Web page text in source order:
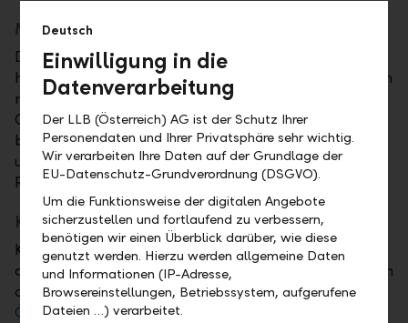
Meldekanäle
Die Liechtensteinische Landesbank (Österreich) AG
hat dazu verschiedene Meldekanäle eingerichtet, um
mutmassliches Fehlverhalten innerhalb ihrer
Organisation zu melden. Als Fehlverhalten gelten
beispielsweise Verstösse gegen das Straf-, Aufsichts-
und Verwaltungsrecht sowie andere gesetzliche
Regelungen und interne Vorgaben.
Kundenbeschwerden
Kundenbeschwerden können Sie bitte wie gewohnt
an unsere Kontaktstelleombudsstelle@llb.at
richten
oder unser KontaktformularOmbudsstelle | LLB
Österreichausfüllen.
Deutsch
Einwilligung in die
Datenverarbeitung
Der LLB (Österreich) AG ist der Schutz Ihrer
Personendaten und Ihrer Privatsphäre sehr wichtig.
Wir verarbeiten Ihre Daten auf der Grundlage der
EU-Datenschutz-Grundverordnung (DSGVO).
Um die Funktionsweise der digitalen Angebote
sicherzustellen und fortlaufend zu verbessern,
benötigen wir einen Überblick darüber, wie diese
genutzt werden. Hierzu werden allgemeine Daten
und Informationen (IP-Adresse,
Browsereinstellungen, Betriebssystem, aufgerufene
Dateien …) verarbeitet.